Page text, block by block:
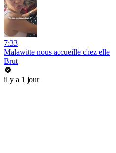
7:33
Malawitte nous accueille chez elle
Brut
il y a 1 jour